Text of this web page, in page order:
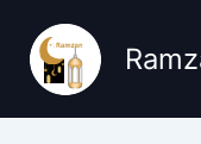
content